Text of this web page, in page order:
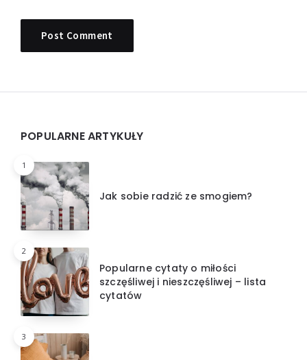
Widgets
POPULARNE ARTYKUŁY
1
Jak sobie radzić ze smogiem?
2
Popularne cytaty o miłości
szczęśliwej i nieszczęśliwej – lista
cytatów
3